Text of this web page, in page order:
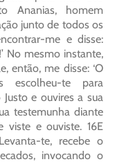
Ananias, homem
junto de todos os
me e disse:
No mesmo instante,
então, me disse: ‘O
escolheu-te para
e ouvires a sua
testemunha diante
viste e ouviste. 16E
te, recebe o
invocando o